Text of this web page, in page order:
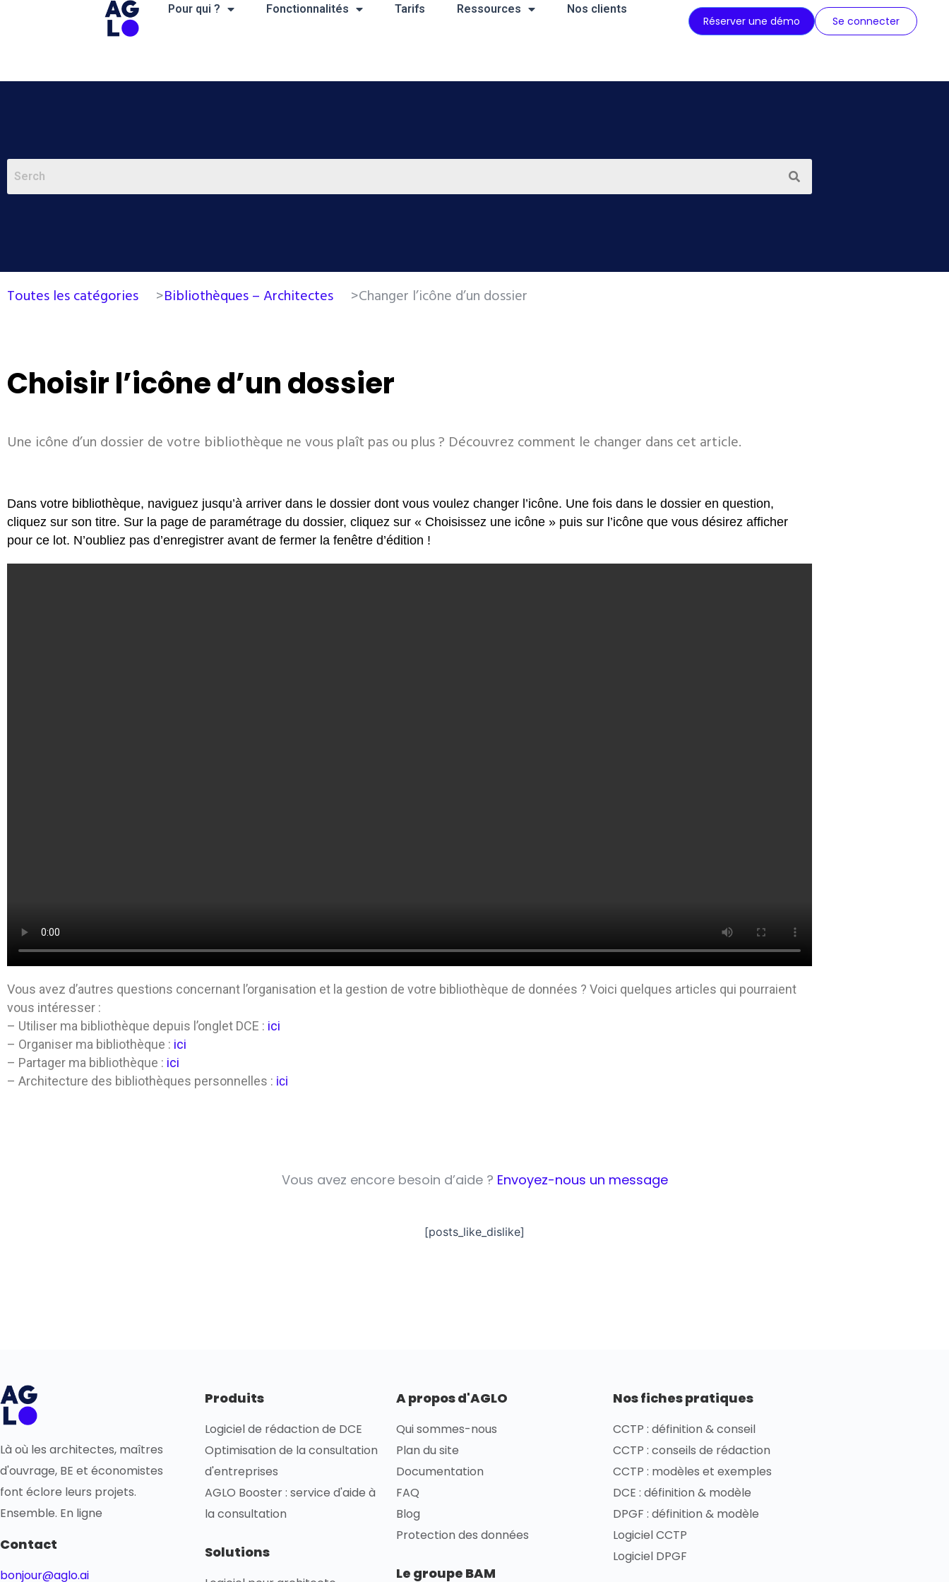
Pour qui ? Fonctionnalités Tarifs Ressources Nos clients
Réserver une démo Se connecter
Toutes les catégories >Bibliothèques – Architectes >Changer l’icône d’un dossier
Choisir l’icône d’un dossier
Une icône d’un dossier de votre bibliothèque ne vous plaît pas ou plus ? Découvrez comment le changer dans cet article.
Dans votre bibliothèque, naviguez jusqu’à arriver dans le dossier dont vous voulez changer l’icône. Une fois dans le dossier en question,
cliquez sur son titre. Sur la page de paramétrage du dossier, cliquez sur « Choisissez une icône » puis sur l’icône que vous désirez afficher
pour ce lot. N’oubliez pas d’enregistrer avant de fermer la fenêtre d’édition !
Vous avez d’autres questions concernant l’organisation et la gestion de votre bibliothèque de données ? Voici quelques articles qui pourraient
vous intéresser :
– Utiliser ma bibliothèque depuis l’onglet DCE : ici
– Organiser ma bibliothèque : ici
– Partager ma bibliothèque : ici
– Architecture des bibliothèques personnelles : ici
Vous avez encore besoin d’aide ? Envoyez-nous un message
[posts_like_dislike]
Là où les architectes, maîtres
d'ouvrage, BE et économistes
font éclore leurs projets.
Ensemble. En ligne
Contact
bonjour@aglo.ai
Produits
Logiciel de rédaction de DCE
Optimisation de la consultation
d'entreprises
AGLO Booster : service d'aide à
la consultation
Solutions
A propos d'AGLO
Qui sommes-nous
Plan du site
Documentation
FAQ
Blog
Protection des données
Le groupe BAM
Nos fiches pratiques
CCTP : définition & conseil
CCTP : conseils de rédaction
CCTP : modèles et exemples
DCE : définition & modèle
DPGF : définition & modèle
Logiciel CCTP
Logiciel DPGF